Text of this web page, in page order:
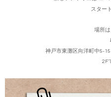
スター
場所
↓
神戸市東灘区向洋町中5-
2F